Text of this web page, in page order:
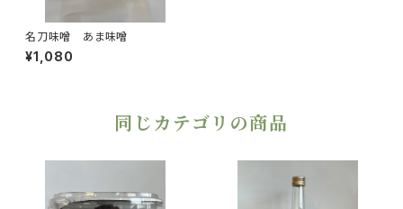
名刀味噌 あま味噌
¥1,080
同じカテゴリの商品